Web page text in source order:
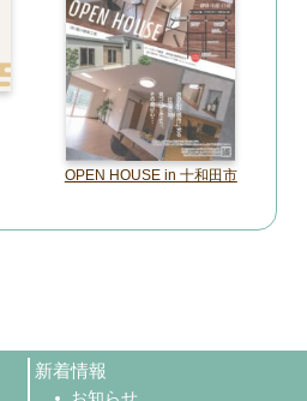
OPEN HOUSE in 十和田市
新着情報